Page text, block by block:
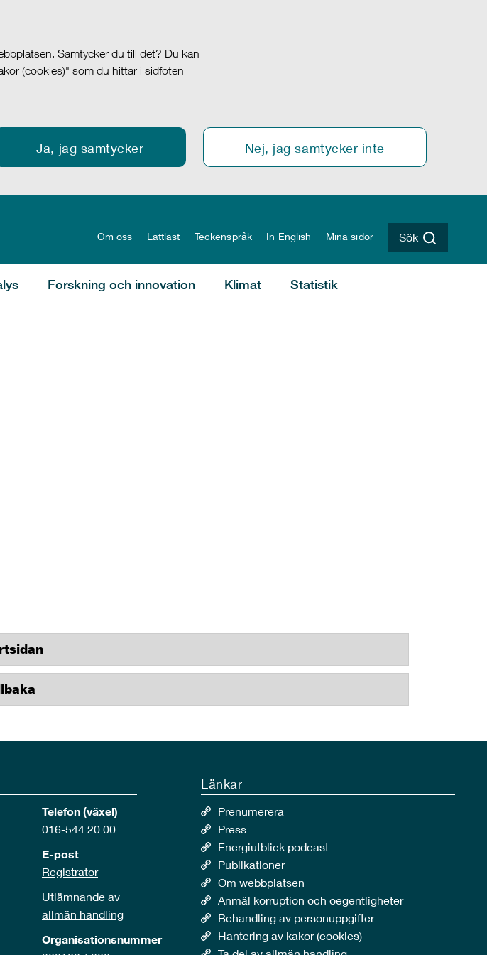
Samtycker du till det? Du kan
(cookies)" som du hittar i sidfoten
Ja, jag samtycker Nej, jag samtycker inte
Om oss Lättläst Teckenspråk In English Mina sidor Sök
Forskning och innovation Klimat Statistik
Telefon (växel)
016-544 20 00
E-post
Registrator
Utlämnande av
allmän handling
Organisationsnummer
Länkar
Prenumerera
Press
Energiutblick podcast
Publikationer
Om webbplatsen
Anmäl korruption och oegentligheter
Behandling av personuppgifter
Hantering av kakor (cookies)